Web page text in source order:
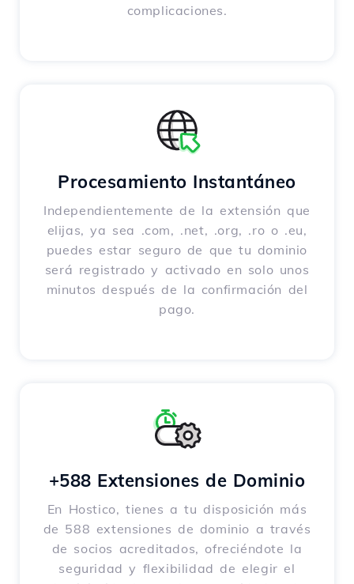
complicaciones.
Procesamiento Instantáneo
Independientemente de la extensión que
elijas, ya sea .com, .net, .org, .ro o .eu,
puedes estar seguro de que tu dominio
será registrado y activado en solo unos
minutos después de la confirmación del
pago.
+588 Extensiones de Dominio
En Hostico, tienes a tu disposición más
de 588 extensiones de dominio a través
de socios acreditados, ofreciéndote la
seguridad y flexibilidad de elegir el